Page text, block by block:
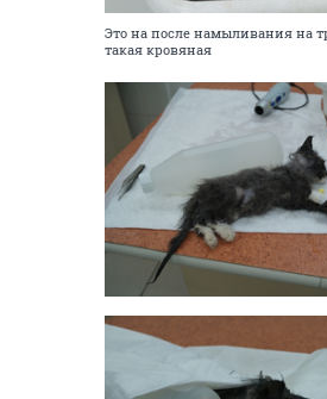
Это на после намыливания на
такая кровяная